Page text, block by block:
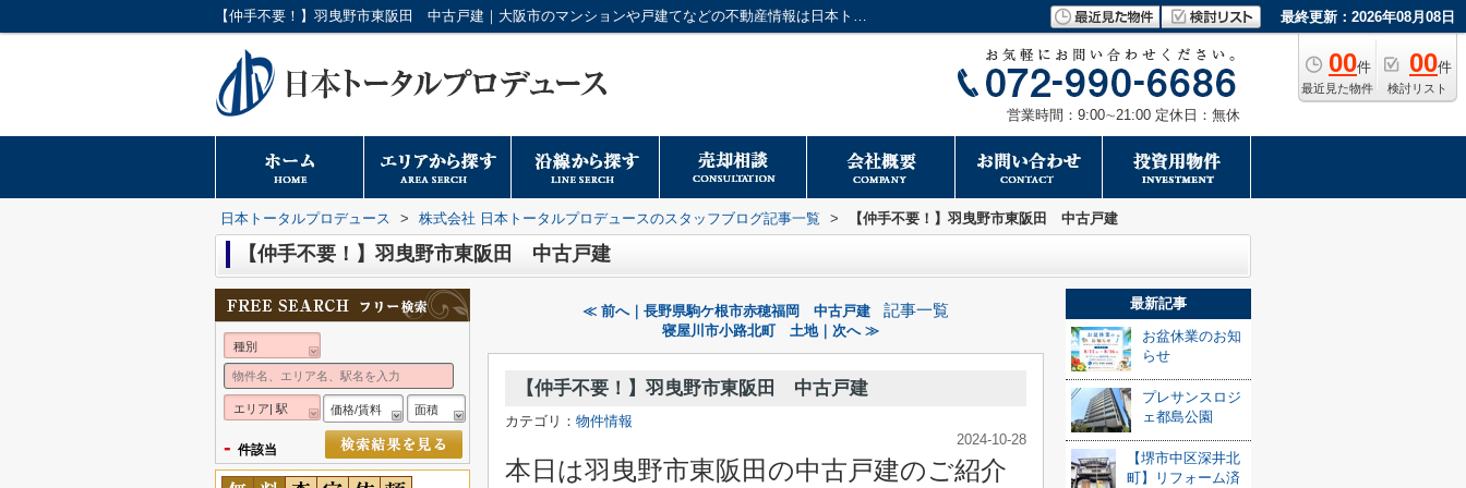
【仲手不要！】羽曳野市東阪田 中古戸建｜大阪市のマンションや戸建てなどの不動産情報は日本トータルプロデュースへ 最終更新：2026年08月08日
00件
最近見た物件
00件
検討リスト
営業時間：9:00∼21:00 定休日：無休
日本トータルプロデュース > 株式会社 日本トータルプロデュースのスタッフブログ記事一覧 > 【仲手不要！】羽曳野市東阪田 中古戸建
【仲手不要！】羽曳野市東阪田 中古戸建
≪ 前へ｜長野県駒ケ根市赤穂福岡 中古戸建 記事一覧
寝屋川市小路北町 土地｜次へ ≫
【仲手不要！】羽曳野市東阪田 中古戸建
カテゴリ： 物件情報
2024-10-28
本日は羽曳野市東阪田の中古戸建のご紹介
最新記事
お盆休業のお知
らせ
プレサンスロジ
ェ都島公園
【堺市中区深井北
町】リフォーム済
種別
エリア| 駅 価格/賃料 面積
- 件該当